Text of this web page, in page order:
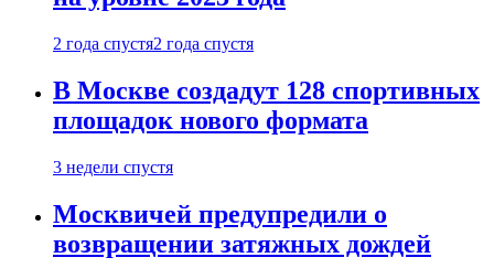
2 года спустя2 года спустя
В Москве создадут 128 спортивных
площадок нового формата
3 недели спустя
Москвичей предупредили о
возвращении затяжных дождей